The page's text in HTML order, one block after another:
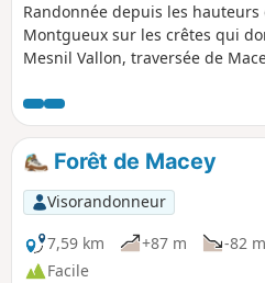
Randonnée depuis les hauteurs
Montgueux sur les crêtes qui
Mesnil Vallon, traversée de
longeant les vignes qui dominent
Grange au Rez avec vue
Troyes.Forêt de Macey
Visorandonneur
7,59 km
+87 m -82 m
Facile